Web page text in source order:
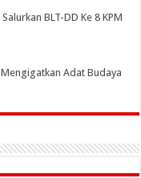
BLT-DD Ke 8 KPM
Adat Budaya